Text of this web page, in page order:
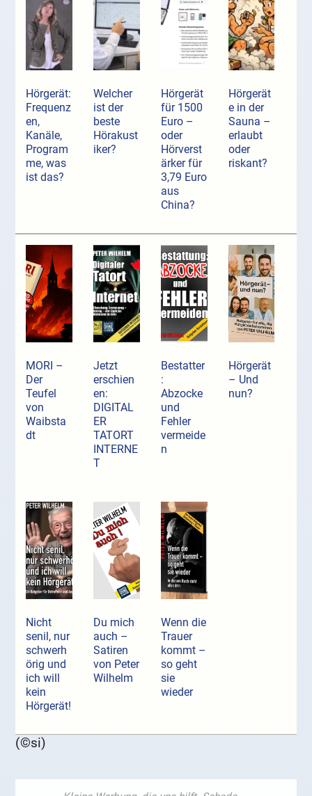
Hörgerät:
Frequenz
en,
Kanäle,
Program
me, was
ist das?
Welcher
ist der
beste
Hörakust
iker?
Hörgerät
für 1500
Euro –
oder
Hörverst
ärker für
3,79 Euro
aus
China?
Hörgerät
e in der
Sauna –
erlaubt
oder
riskant?
MORI –
Der
Teufel
von
Waibsta
dt
Jetzt
erschien
en:
DIGITAL
ER
TATORT
INTERNE
T
Bestatter
:
Abzocke
und
Fehler
vermeide
n
Hörgerät
– Und
nun?
Nicht
senil, nur
schwerh
örig und
ich will
kein
Hörgerät!
Du mich
auch –
Satiren
von Peter
Wilhelm
Wenn die
Trauer
kommt –
so geht
sie
wieder
(©si)